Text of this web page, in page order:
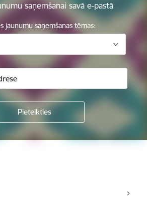
saņemšanai savā e-pastā
jaunumu saņemšanas tēmas: